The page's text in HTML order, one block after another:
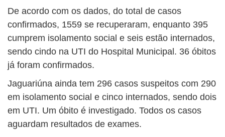
De acordo com os dados, do total de casos
confirmados, 1559 se recuperaram, enquanto 395
cumprem isolamento social e seis estão internados,
sendo cindo na UTI do Hospital Municipal. 36 óbitos
já foram confirmados.
Jaguariúna ainda tem 296 casos suspeitos com 290
em isolamento social e cinco internados, sendo dois
em UTI. Um óbito é investigado. Todos os casos
aguardam resultados de exames.